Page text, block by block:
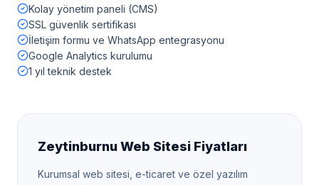
Kolay yönetim paneli (CMS)
SSL güvenlik sertifikası
İletişim formu ve WhatsApp entegrasyonu
Google Analytics kurulumu
1 yıl teknik destek
ZeytinburnuWeb Sitesi Fiyatları
Kurumsal web sitesi, e-ticaret ve özel yazılım